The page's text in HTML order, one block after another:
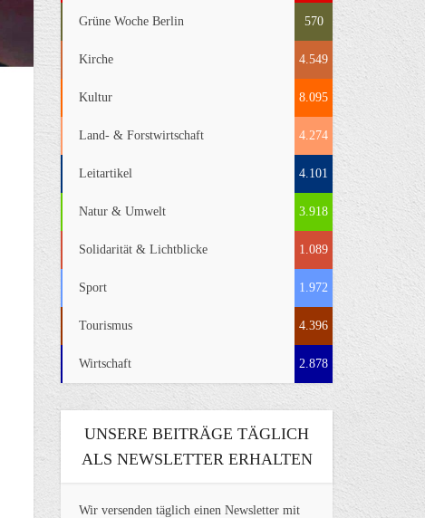
Grüne Woche Berlin 570
Kirche 4.549
Kultur 8.095
Land- & Forstwirtschaft 4.274
Leitartikel 4.101
Natur & Umwelt 3.918
Solidarität & Lichtblicke 1.089
Sport 1.972
Tourismus 4.396
Wirtschaft 2.878
UNSERE BEITRÄGE TÄGLICH
ALS NEWSLETTER ERHALTEN
Wir versenden täglich einen Newsletter mit